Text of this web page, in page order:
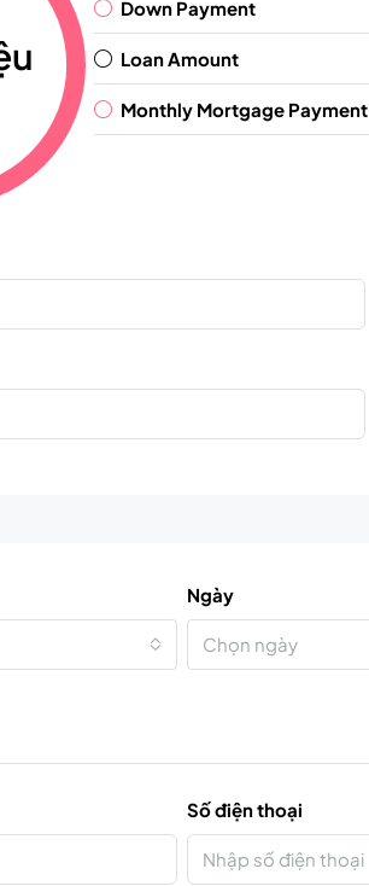
Down Payment
Loan Amount
Monthly Mortgage Payment
Ngày
Chọn ngày
Số điện thoại